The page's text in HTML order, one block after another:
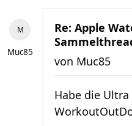
Muc85
Re: Apple
von Muc85
Habe die